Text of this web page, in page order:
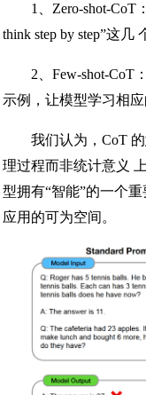
1、Zero-shot-CoT
think step by step”这几
2、Few-shot-CoT
示例，让模型学习相应
我们认为，CoT
理过程而非统计意义
型拥有“智能”的一个
应用的可为空间。